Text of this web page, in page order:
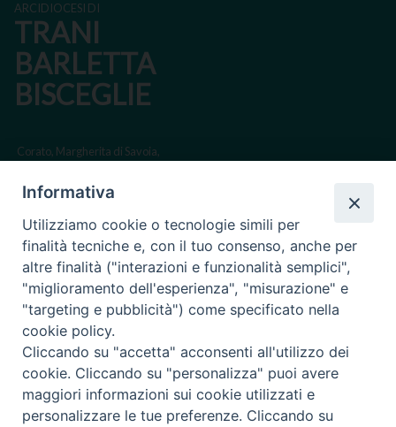
ARCIDIOCESI DI
TRANI
BARLETTA
BISCEGLIE
Corato, Margherita di Savoia,
Regione ecclesiastica Puglia
Via Beltrani, 9
76125 Trani BT
Centralino Tel. 0883 494211
Cancelleria Tel. 0883 494204
cancelleria@arcidiocesitrani.it
Informativa
Utilizziamo cookie o tecnologie simili per
finalità tecniche e, con il tuo consenso, anche per
altre finalità ("interazioni e funzionalità semplici",
"miglioramento dell'esperienza", "misurazione" e
"targeting e pubblicità") come specificato nella
cookie policy.
Cliccando su "accetta" acconsenti all'utilizzo dei
cookie. Cliccando su "personalizza" puoi avere
maggiori informazioni sui cookie utilizzati e
personalizzare le tue preferenze. Cliccando su